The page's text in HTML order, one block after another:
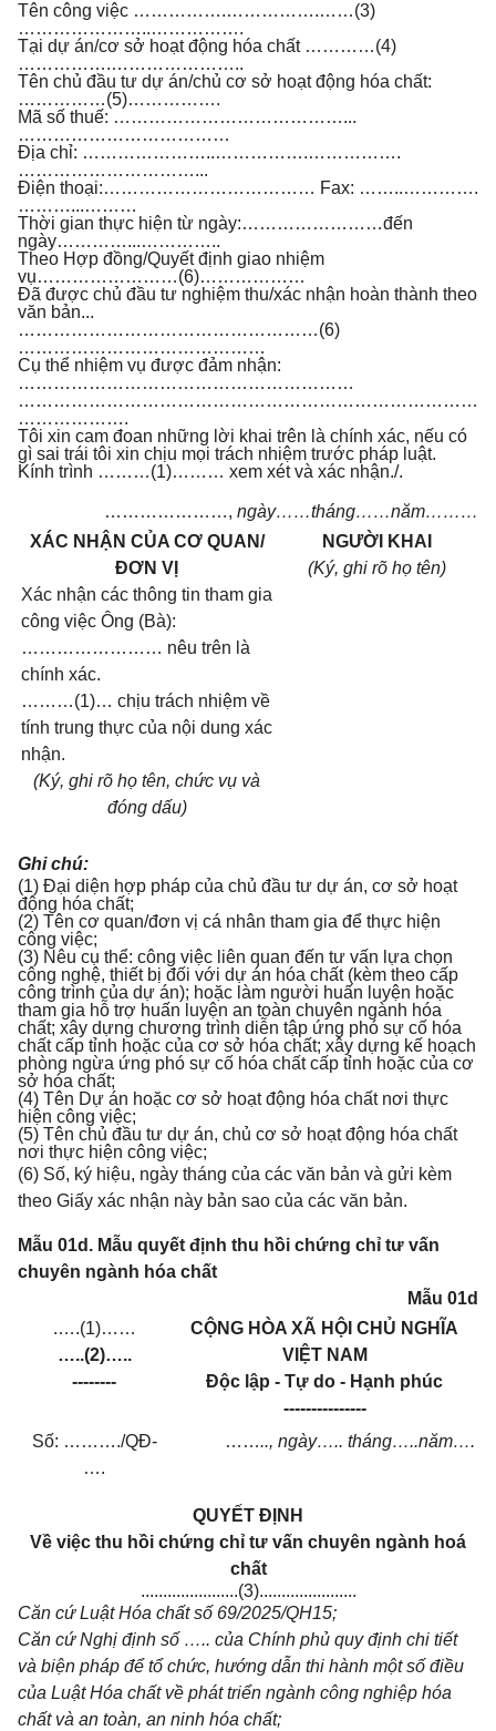
Tên công việc …………….…………….……(3)
…………………..…………….
Tại dự án/cơ sở hoạt động hóa chất …………(4)
…………….…………………..
Tên chủ đầu tư dự án/chủ cơ sở hoạt động hóa chất:
……………(5)…………….
Mã số thuế: …………………………………...
………………………………
Địa chỉ: …………………..…………….…………….
…………………………...
Điện thoại:……………………………… Fax: ……..………….
………...………
Thời gian thực hiện từ ngày:……………………đến
ngày…………...…………..
Theo Hợp đồng/Quyết định giao nhiệm
vụ……………………(6)………………
Đã được chủ đầu tư nghiệm thu/xác nhận hoàn thành theo
văn bản...
……………………………………………(6)
……………………………………
Cụ thể nhiệm vụ được đảm nhận:
…………………………………………………
……………………………………………………………………
……………….
Tôi xin cam đoan những lời khai trên là chính xác, nếu có
gì sai trái tôi xin chịu mọi trách nhiệm trước pháp luật.
Kính trình ………(1)……… xem xét và xác nhận./.
…………………, ngày……tháng……năm………
XÁC NHẬN CỦA CƠ QUAN/
ĐƠN VỊ
Xác nhận các thông tin tham gia
công việc Ông (Bà):
…………………… nêu trên là
chính xác.
………(1)… chịu trách nhiệm về
tính trung thực của nội dung xác
nhận.
(Ký, ghi rõ họ tên, chức vụ và
đóng dấu)
NGƯỜI KHAI
(Ký, ghi rõ họ tên)
Ghi chú:
(1) Đại diện hợp pháp của chủ đầu tư dự án, cơ sở hoạt
động hóa chất;
(2) Tên cơ quan/đơn vị cá nhân tham gia để thực hiện
công việc;
(3) Nêu cụ thể: công việc liên quan đến tư vấn lựa chọn
công nghệ, thiết bị đối với dự án hóa chất (kèm theo cấp
công trình của dự án); hoặc làm người huấn luyện hoặc
tham gia hỗ trợ huấn luyện an toàn chuyên ngành hóa
chất; xây dựng chương trình diễn tập ứng phó sự cố hóa
chất cấp tỉnh hoặc của cơ sở hóa chất; xây dựng kế hoạch
phòng ngừa ứng phó sự cố hóa chất cấp tỉnh hoặc của cơ
sở hóa chất;
(4) Tên Dự án hoặc cơ sở hoạt động hóa chất nơi thực
hiện công việc;
(5) Tên chủ đầu tư dự án, chủ cơ sở hoạt động hóa chất
nơi thực hiện công việc;
(6) Số, ký hiệu, ngày tháng của các văn bản và gửi kèm
theo Giấy xác nhận này bản sao của các văn bản.
Mẫu 01d. Mẫu quyết định thu hồi chứng chỉ tư vấn
chuyên ngành hóa chất
Mẫu 01d
.….(1)……
…..(2)…..
--------
CỘNG HÒA XÃ HỘI CHỦ NGHĨA
VIỆT NAM
Độc lập - Tự do - Hạnh phúc
---------------
Số: ………./QĐ-
….
…….., ngày….. tháng…..năm….
QUYẾT ĐỊNH
Về việc thu hồi chứng chỉ tư vấn chuyên ngành hoá
chất
......................(3)......................
Căn cứ Luật Hóa chất số 69/2025/QH15;
Căn cứ Nghị định số ….. của Chính phủ quy định chi tiết
và biện pháp để tổ chức, hướng dẫn thi hành một số điều
của Luật Hóa chất về phát triển ngành công nghiệp hóa
chất và an toàn, an ninh hóa chất;